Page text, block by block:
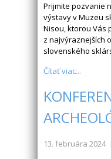
Prijmite pozvanie
výstavy v Muzeu
Nisou, ktorou Vás
z najvýraznejších
slovenského
Čítať viac...
13. februára 2024